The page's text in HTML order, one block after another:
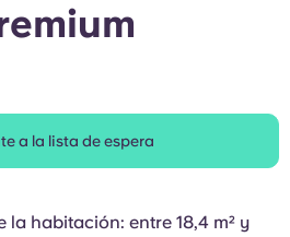
Chinese
Català
a la lista de espera
la habitación: entre 18,4 m² y